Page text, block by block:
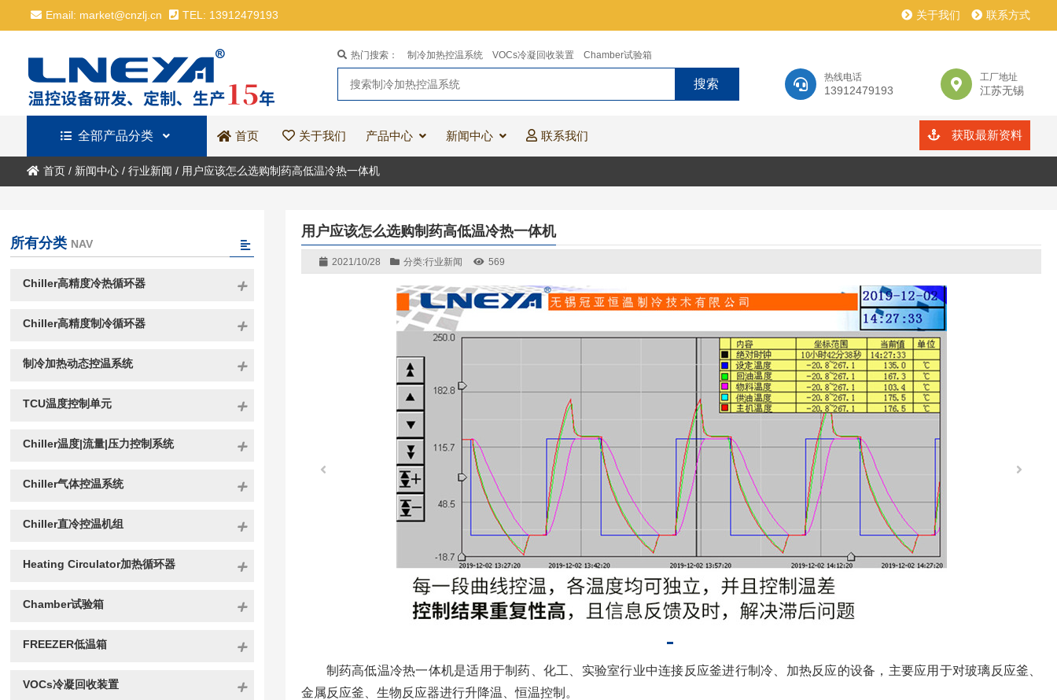
Email: market@cnzlj.cn TEL: 13912479193 关于我们 联系方式
热线电话
13912479193
工厂地址
江苏无锡
热门搜索： 制冷加热控温系统 VOCs冷凝回收装置 Chamber试验箱
全部产品分类 首页 关于我们 产品中心 新闻中心 联系我们 获取最新资料
首页/ 新闻中心/ 行业新闻 / 用户应该怎么选购制药高低温冷热一体机
用户应该怎么选购制药高低温冷热一体机
2021/10/28 分类:行业新闻 569
制药高低温冷热一体机是适用于制药、化工、实验室行业中连接反应釜进行制冷、加热反应的设备，主要应用于对玻璃反应釜、
金属反应釜、生物反应器进行升降温、恒温控制。
所有分类 NAV
Chiller高精度冷热循环器
Chiller高精度制冷循环器
制冷加热动态控温系统
TCU温度控制单元
Chiller温度|流量|压力控制系统
Chiller气体控温系统
Chiller直冷控温机组
Heating Circulator加热循环器
Chamber试验箱
FREEZER低温箱
VOCs冷凝回收装置